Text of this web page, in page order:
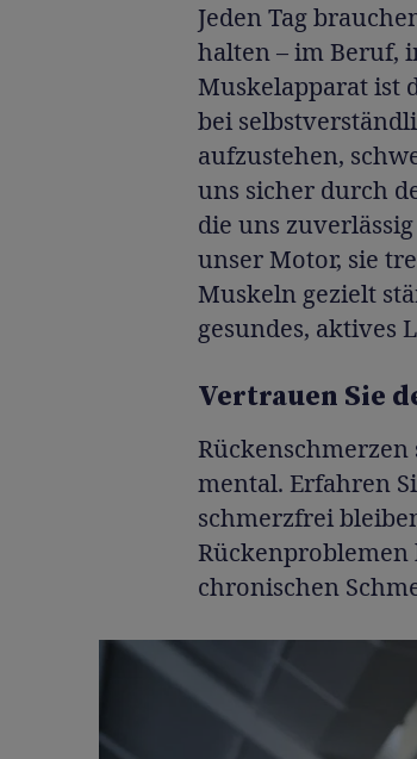
Jeden Tag
halten – im Beruf,
Muskelapparat ist
bei
aufzustehen,
uns sicher durch
die uns
unser Motor, sie
Muskeln gezielt
gesundes, aktives
Vertrauen Sie
mental. Erfahren
schmerzfrei
chronischen